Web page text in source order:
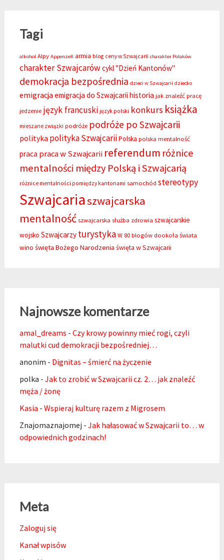
Tagi
alkohol Alpy Appenzell armia blog ceny w Szwajcarii charakter Polaków
charakter Szwajcarów cykl "Dzień Kantonów"
demokracja bezpośrednia dzieci w Szwajcarii dziecko
emigracjaemigracja do Szwajcarii historia jak znaleźć pracę
jedzenie język francuski język polski konkurs książka
mieszane związki podróże podróże po Szwajcarii
polityka polityka SzwajcariiPolska polska mentalność
praca praca w Szwajcarii referendum różnice
mentalności między Polską i Szwajcarią
różnice mentalności pomiędzy kantonami samochód stereotypy
Szwajcariaszwajcarska
mentalność szwajcarska służba zdrowia szwajcarskie
wojsko Szwajcarzy turystyka W 80 blogów dookoła świata
wino święta Bożego Narodzenia święta w Szwajcarii
Najnowsze komentarze
amal_dreams - Czy krowy powinny mieć rogi, czyli
malutki cud demokracji bezpośredniej…
anonim - Dignitas – śmierć na życzenie
polka - Jak to zrobić w Szwajcarii cz. 2… jak znaleźć
męża / żonę
Kasia - Wspieraj kulturę razem z Migrosem
Znajomaznajomej - Jak hałasować w Szwajcarii to… w
odpowiednich godzinach!
Meta
Zaloguj się
Kanał wpisów